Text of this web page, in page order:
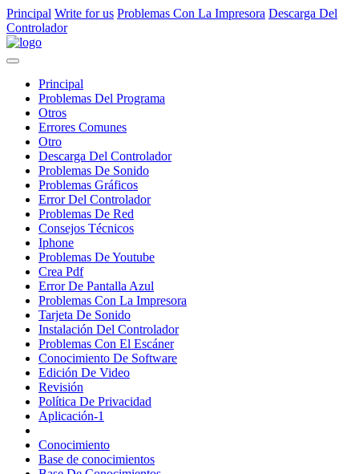
Principal Write for us Problemas Con La Impresora Descarga Del
Controlador
Principal
Problemas Del Programa
Otros
Errores Comunes
Otro
Descarga Del Controlador
Problemas De Sonido
Problemas Gráficos
Error Del Controlador
Problemas De Red
Consejos Técnicos
Iphone
Problemas De Youtube
Crea Pdf
Error De Pantalla Azul
Problemas Con La Impresora
Tarjeta De Sonido
Instalación Del Controlador
Problemas Con El Escáner
Conocimiento De Software
Edición De Video
Revisión
Política De Privacidad
Aplicación-1
Conocimiento
Base de conocimientos